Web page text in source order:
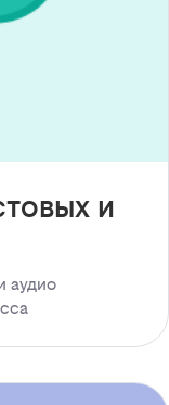
и
аудио